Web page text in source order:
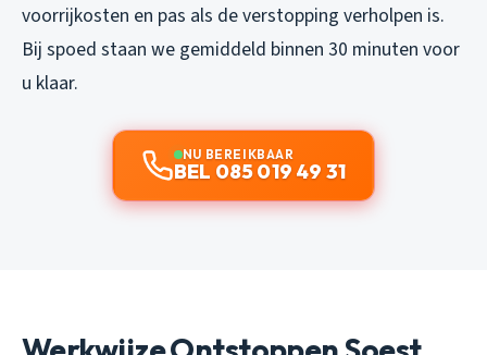
voorrijkosten en pas als de verstopping verholpen is.
Bij spoed staan we gemiddeld binnen 30 minuten voor
u klaar.
NU BEREIKBAAR
BEL 085 019 49 31